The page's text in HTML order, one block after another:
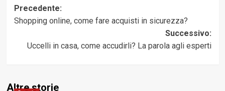
Navigazione
articolo
Precedente:
Shopping online, come fare acquisti in sicurezza?
Successivo:
Uccelli in casa, come accudirli? La parola agli esperti
Altre storie